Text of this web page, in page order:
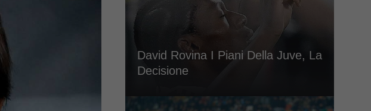
David Rovina I Piani Della Juve, La
Decisione